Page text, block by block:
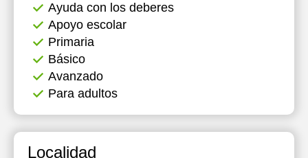
Ayuda con los deberes
Apoyo escolar
Primaria
Básico
Avanzado
Para adultos
Localidad